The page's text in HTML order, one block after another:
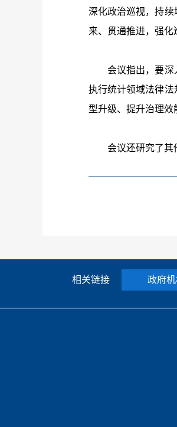
深化政治巡视，持
来、贯通推进，强化
会议指出，要深入
执行统计领域法律
型升级、提升治理
会议还研究了其
相关链接 政府